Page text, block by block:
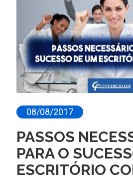
08/08/2017
PASSOS
PARA O
ESCRITÓRIO